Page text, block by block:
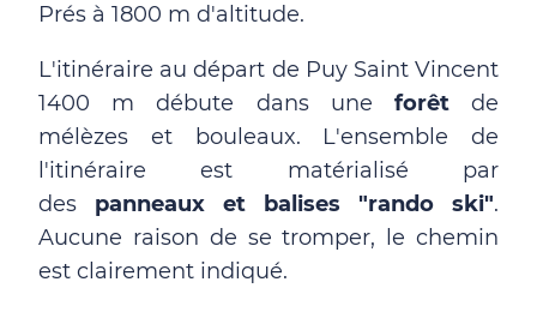
Prés à 1800 m d'altitude.
L'itinéraire au départ de Puy Saint Vincent
1400 m débute dans une forêtde
mélèzes et bouleaux. L'ensemble de
l'itinéraire est matérialisé par
des panneaux et balises "rando ski".
Aucune raison de se tromper, le chemin
est clairement indiqué.